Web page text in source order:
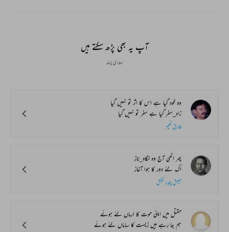
آپ یہ بھی پڑھ سکتے ہیں
ہماری پسند
وہ خود گیا ہے اس کا اثر تو نہیں گیا
زاد_سفر گیا ہے سفر تو نہیں گیا
طارق نعیم
پھر اٹھی آج وہ نگاہ_ناز
اک نئے دور کا ہوا آغاز
مہیش چندر نقش
مقتل میں اپنی موت کا ارماں لئے ہوئے
ہم جا رہے ہیں زیست کا ساماں لئے ہوئے